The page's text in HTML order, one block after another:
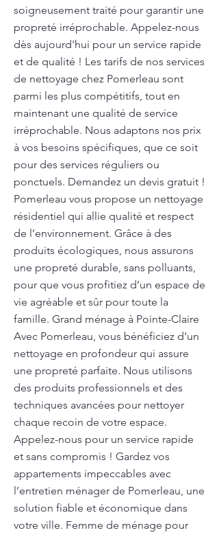
soigneusement traité pour garantir une
propreté irréprochable. Appelez-nous
dès aujourd'hui pour un service rapide
et de qualité ! Les tarifs de nos services
de nettoyage chez Pomerleau sont
parmi les plus compétitifs, tout en
maintenant une qualité de service
irréprochable. Nous adaptons nos prix
à vos besoins spécifiques, que ce soit
pour des services réguliers ou
ponctuels. Demandez un devis gratuit !
Pomerleau vous propose un nettoyage
résidentiel qui allie qualité et respect
de l’environnement. Grâce à des
produits écologiques, nous assurons
une propreté durable, sans polluants,
pour que vous profitiez d’un espace de
vie agréable et sûr pour toute la
famille. Grand ménage à Pointe-Claire
Avec Pomerleau, vous bénéficiez d’un
nettoyage en profondeur qui assure
une propreté parfaite. Nous utilisons
des produits professionnels et des
techniques avancées pour nettoyer
chaque recoin de votre espace.
Appelez-nous pour un service rapide
et sans compromis ! Gardez vos
appartements impeccables avec
l’entretien ménager de Pomerleau, une
solution fiable et économique dans
votre ville. Femme de ménage pour